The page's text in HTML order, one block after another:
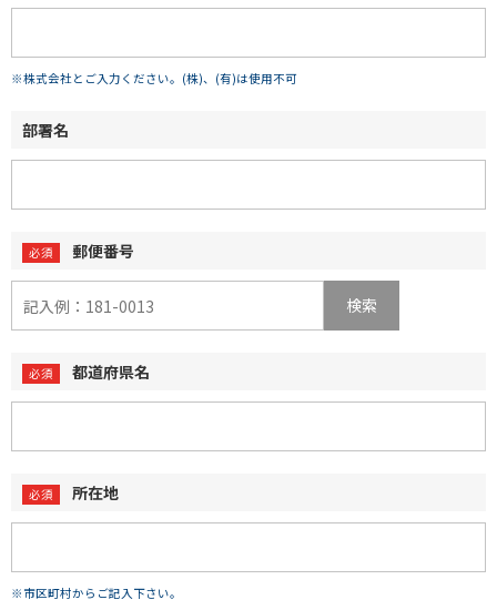
※株式会社とご入力ください。(株)、(有)は使用不可
部署名
郵便番号
検索
都道府県名
所在地
※市区町村からご記入下さい。